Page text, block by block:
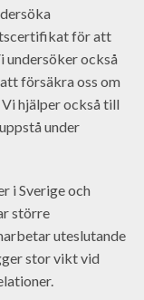
öka
certifikatföratt
undersökerockså
attförsäkraoss om
Vi hjälper också till
under
i Sverige och
större
uteslutande
stor vikt vid